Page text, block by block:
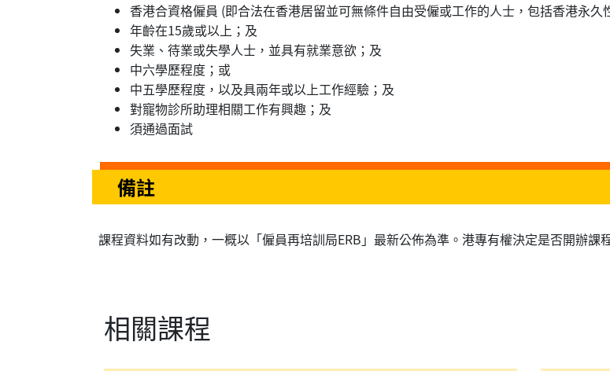
香港合資格僱員 (即合法在香港居留並可無條件自由受僱或工作的人士，包括香港永久
年齡在15歲或以上；及
失業、待業或失學人士，並具有就業意欲；及
中六學歷程度；或
中五學歷程度，以及具兩年或以上工作經驗；及
對寵物診所助理相關工作有興趣；及
須通過面試
備註
課程資料如有改動，一概以「僱員再培訓局ERB」最新公佈為準。港專有權決定是否開辦課
相關課程